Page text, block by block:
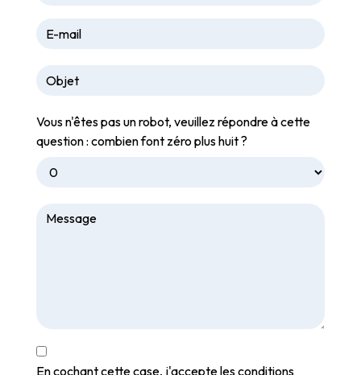
Vous n'êtes pas un robot, veuillez répondre à cette
question : combien font zéro plus huit ?
En cochant cette case, j'accepte les conditions